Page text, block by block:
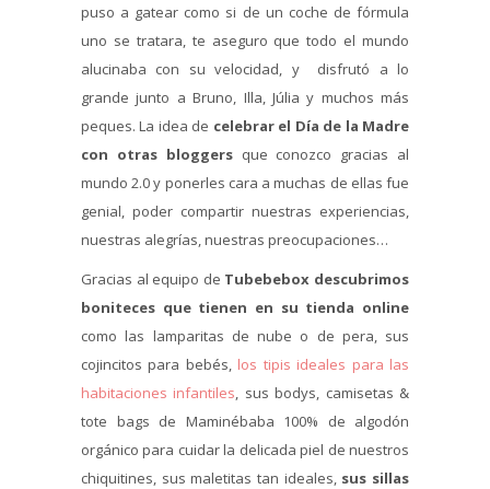
puso a gatear como si de un coche de fórmula
uno se tratara, te aseguro que todo el mundo
alucinaba con su velocidad, y disfrutó a lo
grande junto a Bruno, Illa, Júlia y muchos más
peques. La idea de celebrar el Día de la Madre
con otras bloggersque conozco gracias al
mundo 2.0 y ponerles cara a muchas de ellas fue
genial, poder compartir nuestras experiencias,
nuestras alegrías, nuestras preocupaciones…
Gracias al equipo de Tubebebox descubrimos
boniteces que tienen en su tienda online
como las lamparitas de nube o de pera, sus
cojincitos para bebés, los tipis ideales para las
habitaciones infantiles, sus bodys, camisetas &
tote bags de Maminébaba 100% de algodón
orgánico para cuidar la delicada piel de nuestros
chiquitines, sus maletitas tan ideales, sus sillas